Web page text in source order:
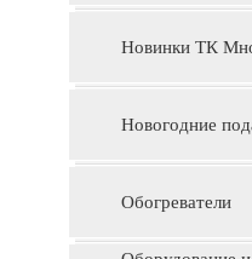
Новинки ТК
Новогодние
Обогреватели